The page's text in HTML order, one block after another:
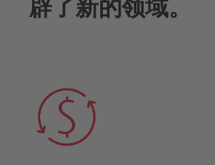
辟了新的领域。